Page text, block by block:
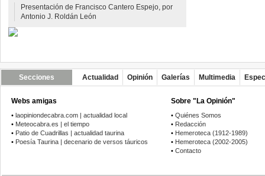
Presentación de Francisco Cantero Espejo, por
Antonio J. Roldán León
Secciones Actualidad Opinión Galerías Multimedia
Webs amigas
• laopiniondecabra.com | actualidad local
• Meteocabra.es | el tiempo
• Patio de Cuadrillas | actualidad taurina
• Poesía Taurina | decenario de versos táuricos
Sobre "La Opinión"
• Quiénes Somos
• Redacción
• Hemeroteca (1912-1989)
• Hemeroteca (2002-2005)
• Contacto